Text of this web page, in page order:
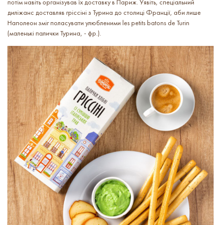
потім навіть організував їх доставку в Париж. Уявіть, спеціальний
диліжанс доставляв гріссіні з Турина до столиці Франції, аби лише
Наполеон зміг поласувати улюбленими les petits batons de Turin
(маленькі палички Турина, - фр.).